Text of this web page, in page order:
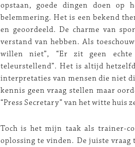
opstaan, goede dingen doen op
belemmering. Het is een bekend
en geoordeeld. De charme van
verstand van hebben. Als
willen niet”, “Er zit geen
teleurstellend”. Het is altijd
interpretaties van mensen die niet
kennis geen vraag stellen maar
“Press Secretary” van het witte huis
Toch is het mijn taak als trainer-
oplossing te vinden. De juiste